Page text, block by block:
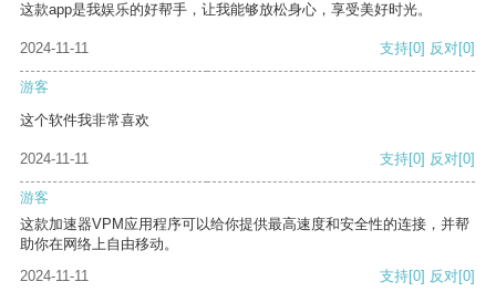
这款app是我娱乐的好帮手，让我能够放松身心，享受美好时光。
2024-11-11 支持[0] 反对[0]
游客
这个软件我非常喜欢
2024-11-11 支持[0] 反对[0]
游客
这款加速器VPM应用程序可以给你提供最高速度和安全性的连接，并帮
助你在网络上自由移动。
2024-11-11
支持[0] 反对[0]